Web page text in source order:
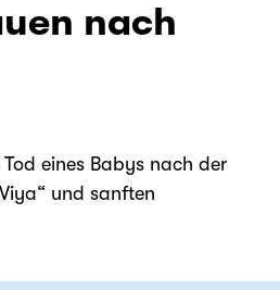
nach
eines Babys nach der
und sanften